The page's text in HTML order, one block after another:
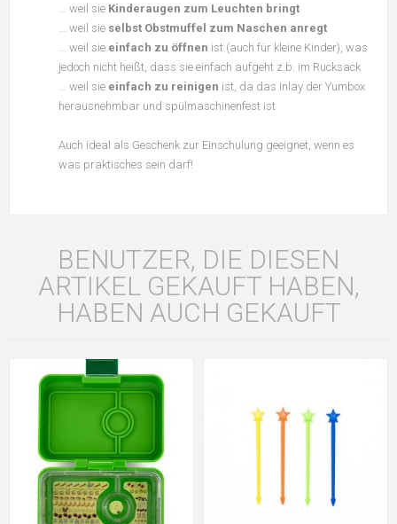
... weil sie Kinderaugen zum Leuchten bringt
... weil sie selbst Obstmuffel zum Naschen anregt
... weil sie einfach zu öffnen ist (auch für kleine Kinder), was
jedoch nicht heißt, dass sie einfach aufgeht z.b. im Rucksack
... weil sie einfach zu reinigen ist, da das Inlay der Yumbox
herausnehmbar und spülmaschinenfest ist
Auch ideal als Geschenk zur Einschulung geeignet, wenn es
was praktisches sein darf!
BENUTZER, DIE DIESEN
ARTIKEL GEKAUFT HABEN,
HABEN AUCH GEKAUFT